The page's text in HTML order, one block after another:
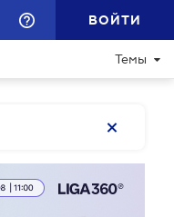
ВОЙТИ
Темы